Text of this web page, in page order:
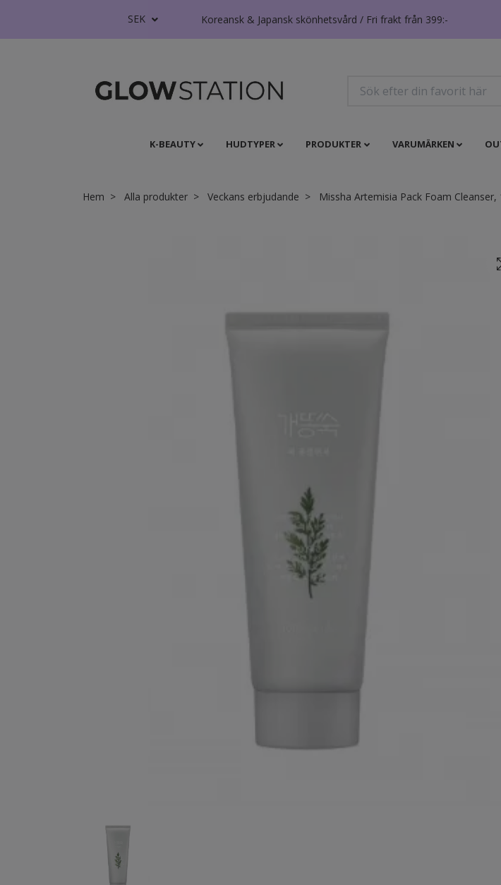
SEK Koreansk & Japansk skönhetsvård / Fri frakt från 399:-
K-BEAUTY HUDTYPER PRODUKTER VARUMÄRKEN
Hem Alla produkter Veckans erbjudande Missha Artemisia Pack Foam Cleanser,